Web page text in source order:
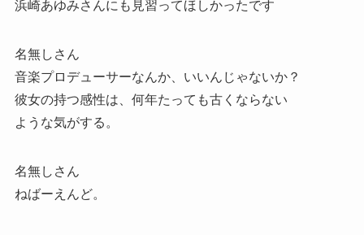
浜崎あゆみさんにも見習ってほしかったです
名無しさん
音楽プロデューサーなんか、いいんじゃないか？
彼女の持つ感性は、何年たっても古くならない
ような気がする。
名無しさん
ねばーえんど。